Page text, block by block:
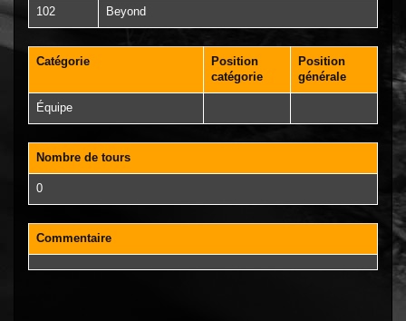
102 Beyond
Catégorie
Position
catégorie
Position
générale
Équipe
Nombre de tours
0
Commentaire